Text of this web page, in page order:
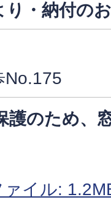
り・納付の
No.175
護のため、
イル: